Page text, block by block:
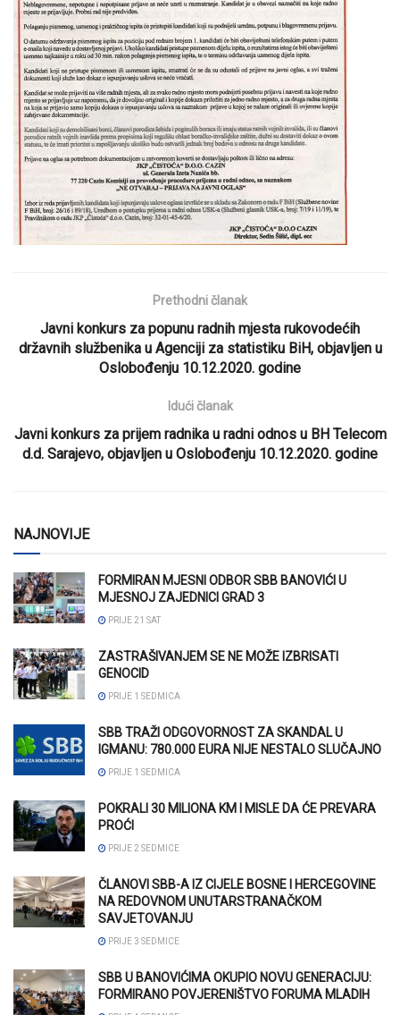
Prethodni članak
Javni konkurs za popunu radnih mjesta rukovodećih
državnih službenika u Agenciji za statistiku BiH, objavljen u
Oslobođenju 10.12.2020. godine
Idući članak
Javni konkurs za prijem radnika u radni odnos u BH Telecom
d.d. Sarajevo, objavljen u Oslobođenju 10.12.2020. godine
NAJNOVIJE
FORMIRAN MJESNI ODBOR SBB BANOVIĆI U
MJESNOJ ZAJEDNICI GRAD 3
PRIJE 21 SAT
ZASTRAŠIVANJEM SE NE MOŽE IZBRISATI
GENOCID
PRIJE 1 SEDMICA
SBB TRAŽI ODGOVORNOST ZA SKANDAL U
IGMANU: 780.000 EURA NIJE NESTALO SLUČAJNO
PRIJE 1 SEDMICA
POKRALI 30 MILIONA KM I MISLE DA ĆE PREVARA
PROĆI
PRIJE 2 SEDMICE
ČLANOVI SBB-A IZ CIJELE BOSNE I HERCEGOVINE
NA REDOVNOM UNUTARSTRANAČKOM
SAVJETOVANJU
PRIJE 3 SEDMICE
SBB U BANOVIĆIMA OKUPIO NOVU GENERACIJU:
FORMIRANO POVJERENIŠTVO FORUMA MLADIH